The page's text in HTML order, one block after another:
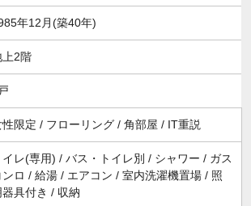
年12月(築40年)
上2階
性限定 / フローリング / 角部屋 / IT重説
イレ(専用) / バス・トイレ別 / シャワー / ガス
ンロ / 給湯 / エアコン / 室内洗濯機置場 / 照
器具付き / 収納